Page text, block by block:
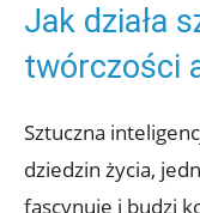
Jak działa
twórczości
Sztuczna
dziedzin życia,
fascynuje i budzi